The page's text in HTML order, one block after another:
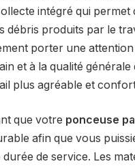
intégré qui permet
débris produits par le
porter une
et à la qualité
plus agréable et
que votre ponceuse
afin que vous
durée de service. Les